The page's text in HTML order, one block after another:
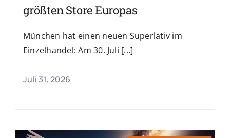
größten Store Europas
München hat einen neuen Superlativ im
Einzelhandel: Am 30. Juli [...]
Juli 31, 2026